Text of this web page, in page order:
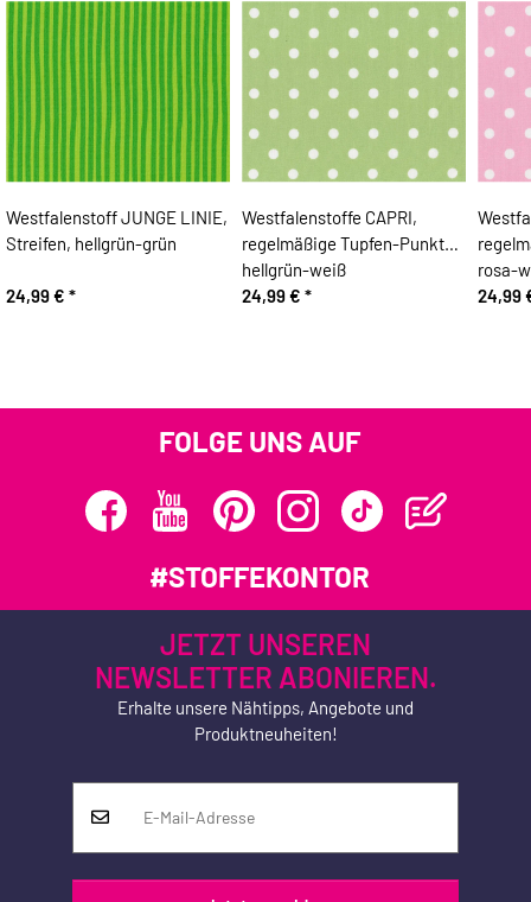
Westfalenstoff JUNGE LINIE,
Streifen, hellgrün-grün
24,99 € *
Westfalenstoffe CAPRI,
regelmäßige Tupfen-Punkte,
hellgrün-weiß
24,99 € *
rosa-
24,99
FOLGE UNS AUF
#STOFFEKONTOR
JETZT UNSEREN
NEWSLETTER ABONIEREN.
Erhalte unsere Nähtipps, Angebote und
Produktneuheiten!